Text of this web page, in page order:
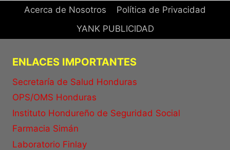
Acerca de Nosotros
Política de Privacidad
YANK PUBLICIDAD
ENLACES IMPORTANTES
Secretaría de Salud Honduras
OPS/OMS Honduras
Instituto Hondureño de Seguridad Social
Farmacia Simán
Laboratorio Finlay